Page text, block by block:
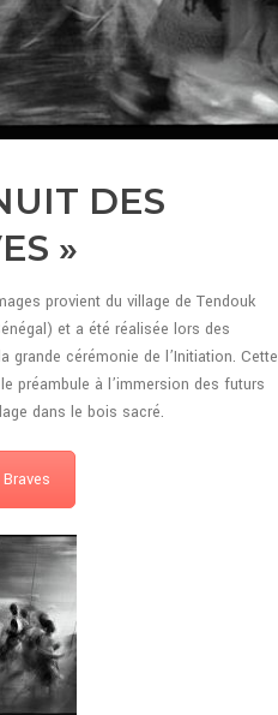
DES
»
provient du village de Tendouk
et a été réalisée lors des
grande cérémonie de l’Initiation. Cette
préambule à l’immersion des futurs
dans le bois sacré.